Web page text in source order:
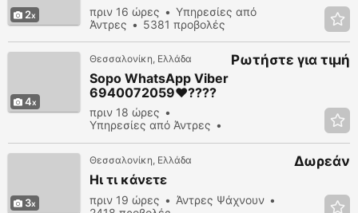
2 πριν 16 ώρες
Υπηρεσίες από
Άντρες
5381 προβολές
4
Θεσσαλονίκη, Ελλάδα
Sopo WhatsApp Viber
6940072059♥️????
πριν 18 ώρες
Υπηρεσίες από Άντρες
Ρωτήστε για τιμή
3
Θεσσαλονίκη, Ελλάδα
Ηι τι κάνετε
πριν 19 ώρες
Άντρες Ψάχνουν
Δωρεάν